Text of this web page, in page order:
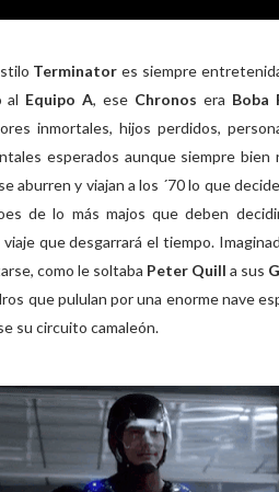
Terminatores siempre
al Equipo A, ese Chronos era Boba
inmortales, hijos perdidos,
esperados aunque siempre
aburren y viajan a los ´70 lo que
de lo más majos que deben
que desgarrará el tiempo.
como le soltaba Peter Quilla sus
que pululan por una enorme nave
su circuito camaleón.